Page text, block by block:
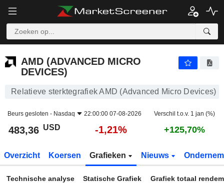
AMD (ADVANCED MICRO
DEVICES)
Relatieve sterktegrafiek AMD (Advanced Micro Devices)
Beurs gesloten - Nasdaq 22:00:00 07-08-2026 Verschil t.o.v. 1 jan (%)
483,36 USD -1,21% +125,70%
Overzicht Koersen Grafieken Nieuws
Technische analyse Statische Grafiek Grafiek totaal